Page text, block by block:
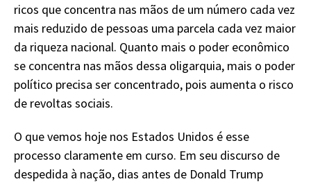
ricos que concentra nas mãos de um número cada vez
mais reduzido de pessoas uma parcela cada vez maior
da riqueza nacional. Quanto mais o poder econômico
se concentra nas mãos dessa oligarquia, mais o poder
político precisa ser concentrado, pois aumenta o risco
de revoltas sociais.
O que vemos hoje nos Estados Unidos é esse
processo claramente em curso. Em seu discurso de
despedida à nação, dias antes de Donald Trump